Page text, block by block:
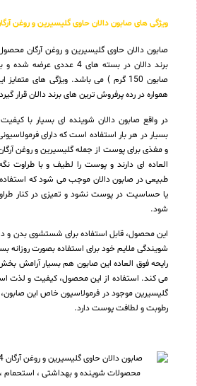
ویژگی های صابون دالان حاوی گلیسیرین و روغن آرگان 4
صابون دالان حاوی گلیسیرین و روغن آرگان
صابون 150 گرم ) می باشد. ویژگی های
همواره در رده پرفروش ترین های برند دالان قرار
در واقع صابون دالان شوینده ای بسیار با
بسیار در هر بار استفاده است که دارای
و مغذی برای پوست از جمله گلیسیرین و روغن
العاده ای دارند و پوست را لطیف و با طراوت
طبیعی در صابون دالان موجب می شود که
یا حساسیت در پوست نشود و تمیزی در کنار
شود.
این محصول، قابل استفاده برای شستشوی بدن
شویندگی ملایم خود برای استفاده بصورت روزانه
رایحه فوق العاده این صابون هم بسیار آرامش
می کند. استفاده از این محصول، کیفیت و لذت
گلیسیرین موجود در فرمولاسیون خاص این
رطوبت و لطافت پوست دارد.